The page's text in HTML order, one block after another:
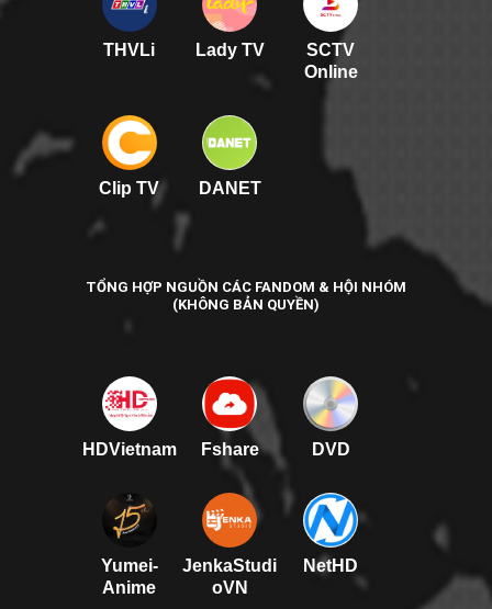
THVLi Lady TV
SCTV
Online
Clip TV DANET
TỔNG HỢP NGUỒN CÁC FANDOM & HỘI NHÓM
(KHÔNG BẢN QUYỀN)
HDVietnam Fshare DVD
Yumei-
Anime
JenkaStudi
oVN
NetHD